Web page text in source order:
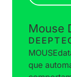
Mouse
que